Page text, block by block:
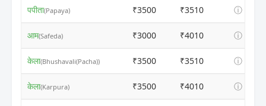
पपीता(Papaya) ₹3500 ₹3510 ⓘ
आम(Safeda) ₹3000 ₹4010 ⓘ
केला(Bhushavali(Pacha)) ₹3500 ₹3510 ⓘ
केला(Karpura) ₹3500 ₹4010 ⓘ